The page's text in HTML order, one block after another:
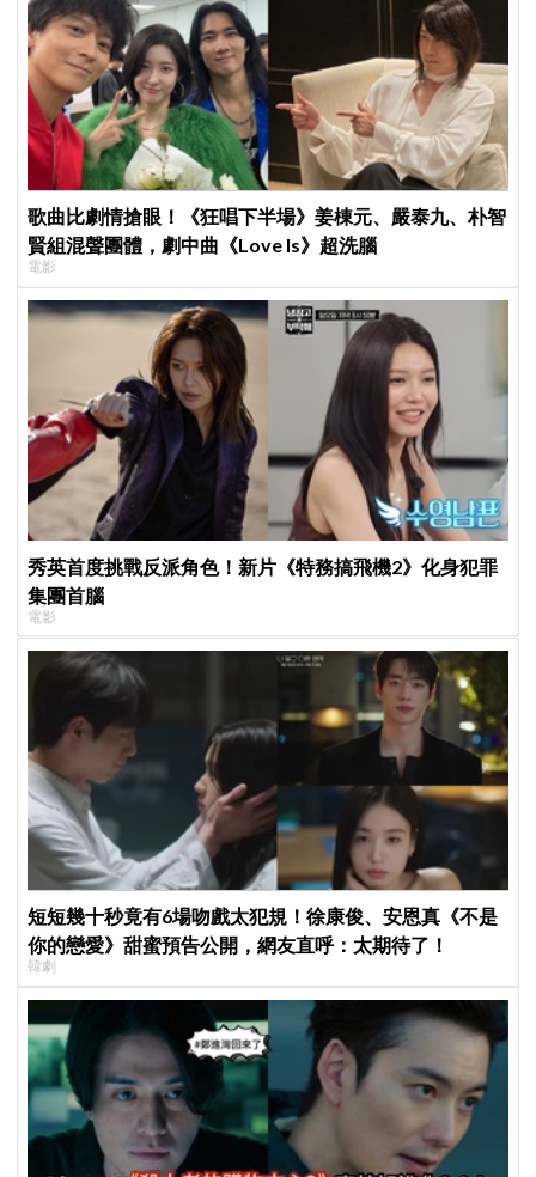
歌曲比劇情搶眼！《狂唱下半場》姜棟元、嚴泰九、朴智
賢組混聲團體，劇中曲《Love Is》超洗腦
電影
秀英首度挑戰反派角色！新片《特務搞飛機2》化身犯罪
集團首腦
電影
短短幾十秒竟有6場吻戲太犯規！徐康俊、安恩真《不是
你的戀愛》甜蜜預告公開，網友直呼：太期待了！
韓劇